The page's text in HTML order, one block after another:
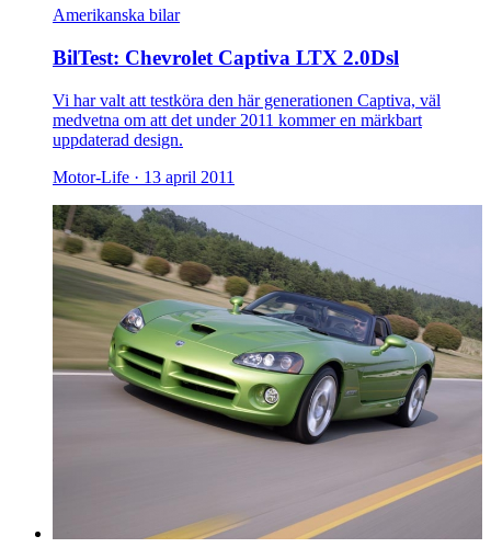
Amerikanska bilar
BilTest: Chevrolet Captiva LTX 2.0Dsl
Vi har valt att testköra den här generationen Captiva, väl
medvetna om att det under 2011 kommer en märkbart
uppdaterad design.
Motor-Life · 13 april 2011